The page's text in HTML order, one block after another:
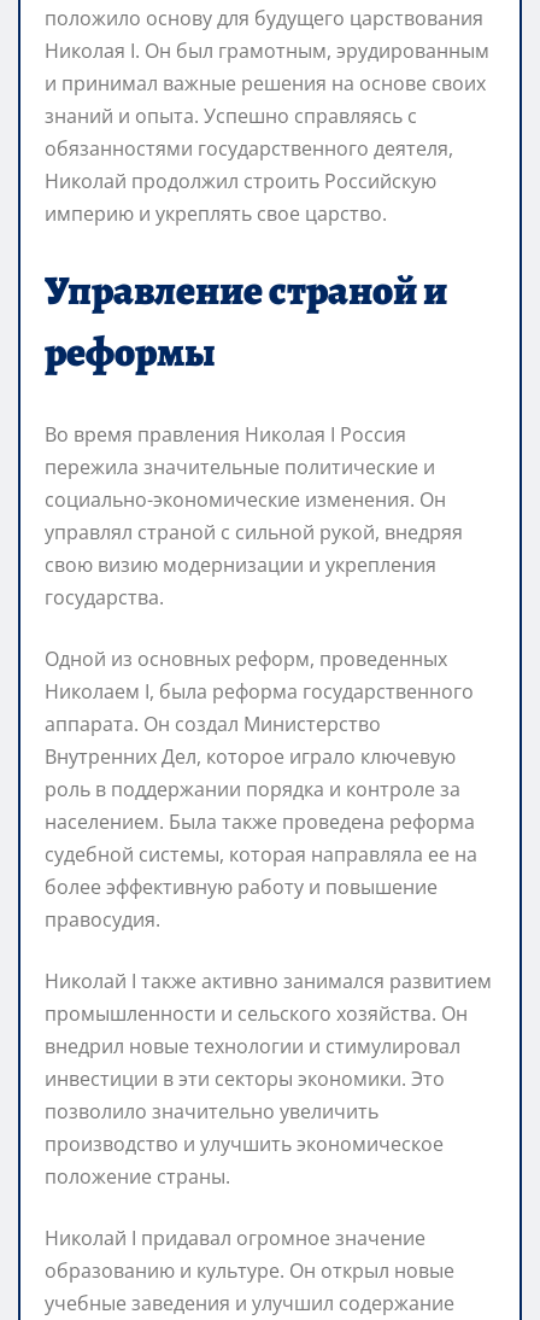
положило основу для будущего царствования
Николая I. Он был грамотным, эрудированным
и принимал важные решения на основе своих
знаний и опыта. Успешно справляясь с
обязанностями государственного деятеля,
Николай продолжил строить Российскую
империю и укреплять свое царство.
Управление страной и
реформы
Во время правления Николая I Россия
пережила значительные политические и
социально-экономические изменения. Он
управлял страной с сильной рукой, внедряя
свою визию модернизации и укрепления
государства.
Одной из основных реформ, проведенных
Николаем I, была реформа государственного
аппарата. Он создал Министерство
Внутренних Дел, которое играло ключевую
роль в поддержании порядка и контроле за
населением. Была также проведена реформа
судебной системы, которая направляла ее на
более эффективную работу и повышение
правосудия.
Николай I также активно занимался развитием
промышленности и сельского хозяйства. Он
внедрил новые технологии и стимулировал
инвестиции в эти секторы экономики. Это
позволило значительно увеличить
производство и улучшить экономическое
положение страны.
Николай I придавал огромное значение
образованию и культуре. Он открыл новые
учебные заведения и улучшил содержание